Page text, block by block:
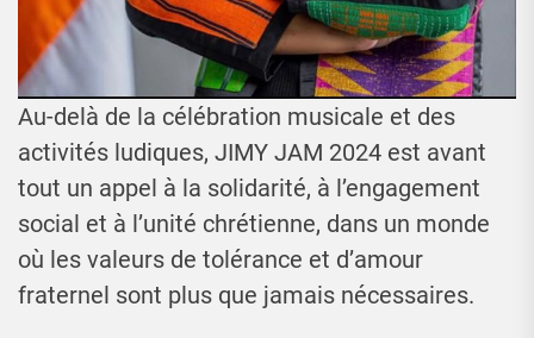
Au-delà de la célébration musicale et des
activités ludiques, JIMY JAM 2024 est avant
tout un appel à la solidarité, à l’engagement
social et à l’unité chrétienne, dans un monde
où les valeurs de tolérance et d’amour
fraternel sont plus que jamais nécessaires.